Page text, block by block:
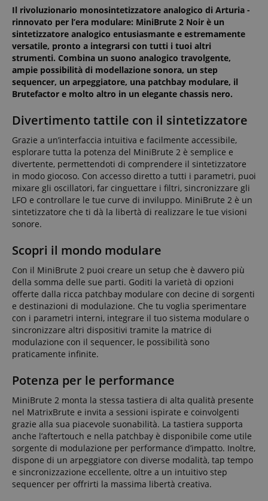
Il rivoluzionario monosintetizzatore analogico di Arturia -
rinnovato per l’era modulare: MiniBrute 2 Noir è un
sintetizzatore analogico entusiasmante e estremamente
versatile, pronto a integrarsi con tutti i tuoi altri
strumenti. Combina un suono analogico travolgente,
ampie possibilità di modellazione sonora, un step
sequencer, un arpeggiatore, una patchbay modulare, il
Brutefactor e molto altro in un elegante chassis nero.
Divertimento tattile con il sintetizzatore
Grazie a un’interfaccia intuitiva e facilmente accessibile,
esplorare tutta la potenza del MiniBrute 2 è semplice e
divertente, permettendoti di comprendere il sintetizzatore
in modo giocoso. Con accesso diretto a tutti i parametri, puoi
mixare gli oscillatori, far cinguettare i filtri, sincronizzare gli
LFO e controllare le tue curve di inviluppo. MiniBrute 2 è un
sintetizzatore che ti dà la libertà di realizzare le tue visioni
sonore.
Scopri il mondo modulare
Con il MiniBrute 2 puoi creare un setup che è davvero più
della somma delle sue parti. Goditi la varietà di opzioni
offerte dalla ricca patchbay modulare con decine di sorgenti
e destinazioni di modulazione. Che tu voglia sperimentare
con i parametri interni, integrare il tuo sistema modulare o
sincronizzare altri dispositivi tramite la matrice di
modulazione con il sequencer, le possibilità sono
praticamente infinite.
Potenza per le performance
MiniBrute 2 monta la stessa tastiera di alta qualità presente
nel MatrixBrute e invita a sessioni ispirate e coinvolgenti
grazie alla sua piacevole suonabilità. La tastiera supporta
anche l’aftertouch e nella patchbay è disponibile come utile
sorgente di modulazione per performance d’impatto. Inoltre,
dispone di un arpeggiatore con diverse modalità, tap tempo
e sincronizzazione eccellente, oltre a un intuitivo step
sequencer per offrirti la massima libertà creativa.